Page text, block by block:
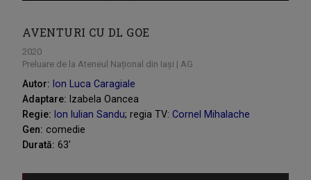
AVENTURI CU DL GOE
2020
Preluare de la Ateneul Național din Iași | AG
Autor: Ion Luca Caragiale
Adaptare: Izabela Oancea
Regie: Ion Iulian Sandu; regia TV:Cornel Mihalache
Gen: comedie
Durată: 63'